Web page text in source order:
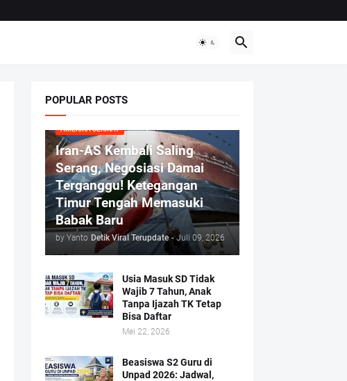
POPULAR POSTS
AMERIKA SERIKAT
Iran-AS Kembali Saling
Serang, Negosiasi Damai
Terganggu! Ketegangan
Timur Tengah Memasuki
Babak Baru
by Yanto Detik Viral Terupdate - Juli 09, 2026
Usia Masuk SD Tidak
Wajib 7 Tahun, Anak
Tanpa Ijazah TK Tetap
Bisa Daftar
Mei 22, 2026
Beasiswa S2 Guru di
Unpad 2026: Jadwal,